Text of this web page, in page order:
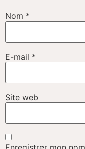
Nom *
E-mail *
Site web